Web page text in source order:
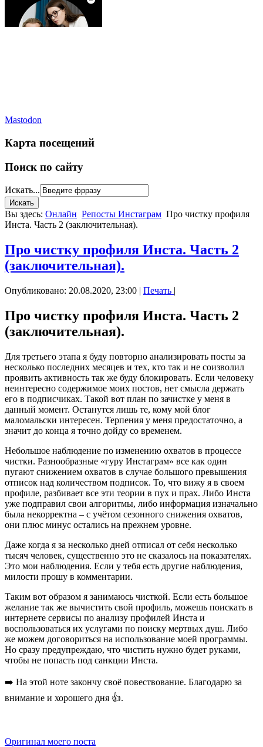
Mastodon
Карта посещений
Поиск по сайту
Искать...
Вы здесь: Онлайн Репосты Инстаграм Про чистку профиля
Инста. Часть 2 (заключительная).
Про чистку профиля Инста. Часть 2
(заключительная).
Опубликовано: 20.08.2020, 23:00 | Печать |
Про чистку профиля Инста. Часть 2
(заключительная).
Для третьего этапа я буду повторно анализировать посты за
несколько последних месяцев и тех, кто так и не соизволил
проявить активность так же буду блокировать. Если человеку
неинтересно содержимое моих постов, нет смысла держать
его в подписчиках. Такой вот план по зачистке у меня в
данный момент. Останутся лишь те, кому мой блог
маломальски интересен. Терпения у меня предостаточно, а
значит до конца я точно дойду со временем.
Небольшое наблюдение по изменению охватов в процессе
чистки. Разнообразные «гуру Инстаграм» все как один
пугают снижением охватов в случае большого превышения
отписок над количеством подписок. То, что вижу я в своем
профиле, разбивает все эти теории в пух и прах. Либо Инста
уже подправил свои алгоритмы, либо информация изначально
была некорректна – с учётом сезонного снижения охватов,
они плюс минус остались на прежнем уровне.
Даже когда я за несколько дней отписал от себя несколько
тысяч человек, существенно это не сказалось на показателях.
Это мои наблюдения. Если у тебя есть другие наблюдения,
милости прошу в комментарии.
Таким вот образом я занимаюсь чисткой. Если есть большое
желание так же вычистить свой профиль, можешь поискать в
интернете сервисы по анализу профилей Инста и
воспользоваться их услугами по поиску мертвых душ. Либо
же можем договориться на использование моей программы.
Но сразу предупреждаю, что чистить нужно будет руками,
чтобы не попасть под санкции Инста.
➡️ На этой ноте закончу своё повествование. Благодарю за
внимание и хорошего дня 👍.
Оригинал моего поста